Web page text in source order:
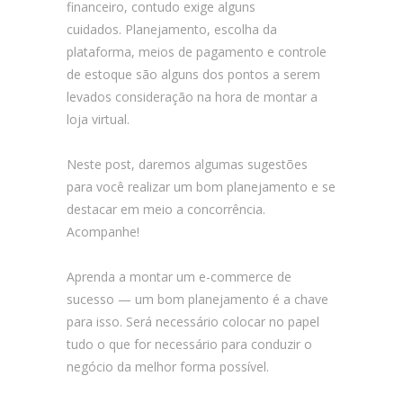
financeiro, contudo exige alguns
cuidados. Planejamento, escolha da
plataforma, meios de pagamento e controle
de estoque são alguns dos pontos a serem
levados consideração na hora de montar a
loja virtual.
Neste post, daremos algumas sugestões
para você realizar um bom planejamento e se
destacar em meio a concorrência.
Acompanhe!
Aprenda a montar um e-commerce de
sucesso — um bom planejamento é a chave
para isso. Será necessário colocar no papel
tudo o que for necessário para conduzir o
negócio da melhor forma possível.